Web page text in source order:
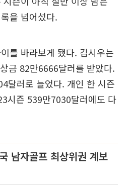
을 넘어섰다.
를 바라보게 됐다. 김시우는
금 82만6666달러를 받았다.
달러로 늘었다. 개인 한 시즌
시즌 539만7030달러에도 다
남자골프 최상위권 계보